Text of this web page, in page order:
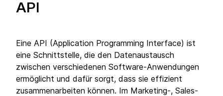
API
Eine API (Application Programming Interface) ist
eine Schnittstelle, die den Datenaustausch
zwischen verschiedenen Software-Anwendungen
ermöglicht und dafür sorgt, dass sie effizient
zusammenarbeiten können. Im Marketing-, Sales-